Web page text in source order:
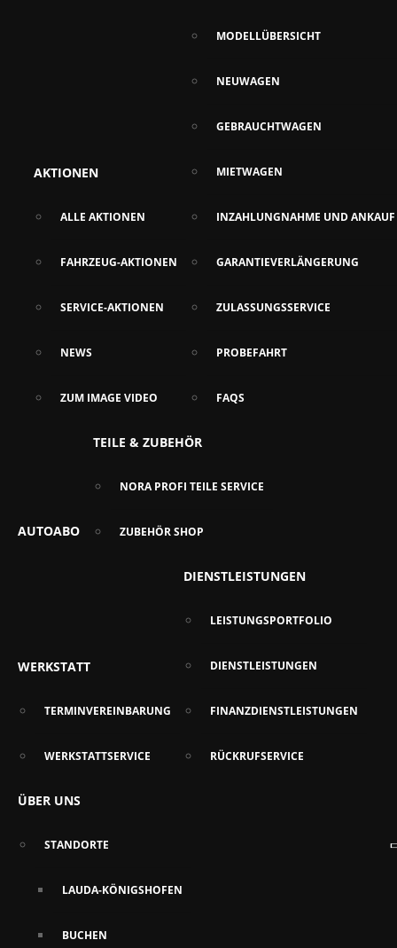
AKTIONEN
ALLE AKTIONEN
FAHRZEUG-AKTIONEN
SERVICE-AKTIONEN
NEWS
ZUM IMAGE VIDEO
MODELLÜBERSICHT
NEUWAGEN
GEBRAUCHTWAGEN
MIETWAGEN
INZAHLUNGNAHME UND ANKAUF
GARANTIEVERLÄNGERUNG
ZULASSUNGSSERVICE
PROBEFAHRT
FAQS
AUTOABO
TEILE & ZUBEHÖR
NORA PROFI TEILE SERVICE
ZUBEHÖR SHOP
WERKSTATT
TERMINVEREINBARUNG
WERKSTATTSERVICE
DIENSTLEISTUNGEN
LEISTUNGSPORTFOLIO
DIENSTLEISTUNGEN
FINANZDIENSTLEISTUNGEN
RÜCKRUFSERVICE
ÜBER UNS
STANDORTE
LAUDA-KÖNIGSHOFEN
BUCHEN